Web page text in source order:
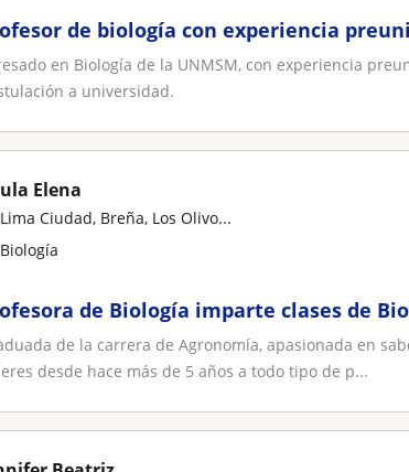
de biología con experiencia
en Biología de la UNMSM, con experiencia
a universidad.
Elena
Lima Ciudad, Breña, Los Olivo...
Biología
de Biología imparte clases de
de la carrera de Agronomía, apasionada en
desde hace más de 5 años a todo tipo de p...